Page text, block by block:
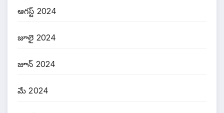
ఆగస్ట్ 2024
జూలై 2024
జూన్ 2024
మే 2024